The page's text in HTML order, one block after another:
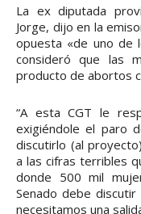
La ex diputada
Jorge, dijo en la
opuesta «de uno de
consideró que las
producto de abortos
“A esta CGT le
exigiéndole el paro
discutirlo (al
a las cifras terribles
donde 500 mil
Senado debe
necesitamos una